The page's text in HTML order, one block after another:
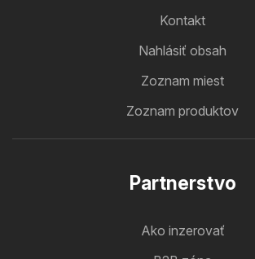
Kontakt
Nahlásiť obsah
Zoznam miest
Zoznam produktov
Partnerstvo
Ako inzerovať